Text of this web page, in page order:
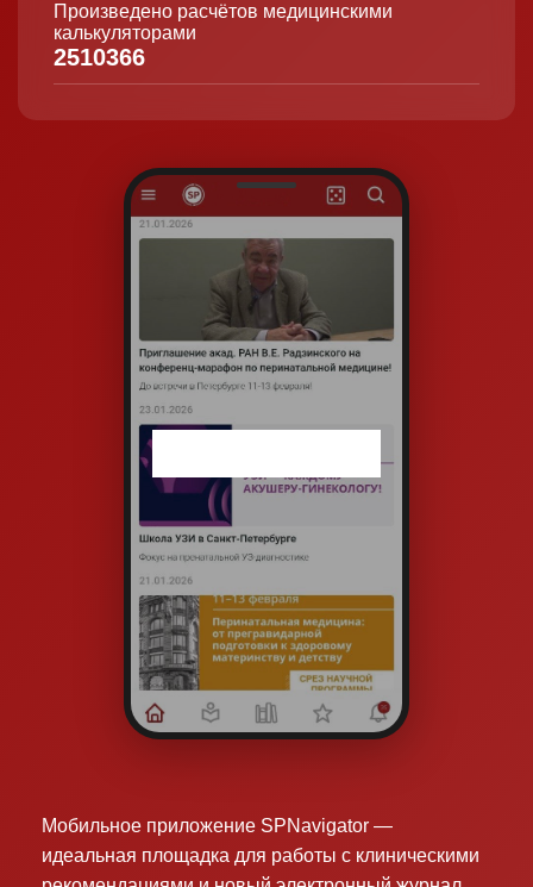
Произведено расчётов медицинскими
калькуляторами
2510366
Мобильное приложение SPNavigator —
идеальная площадка для работы с клиническими